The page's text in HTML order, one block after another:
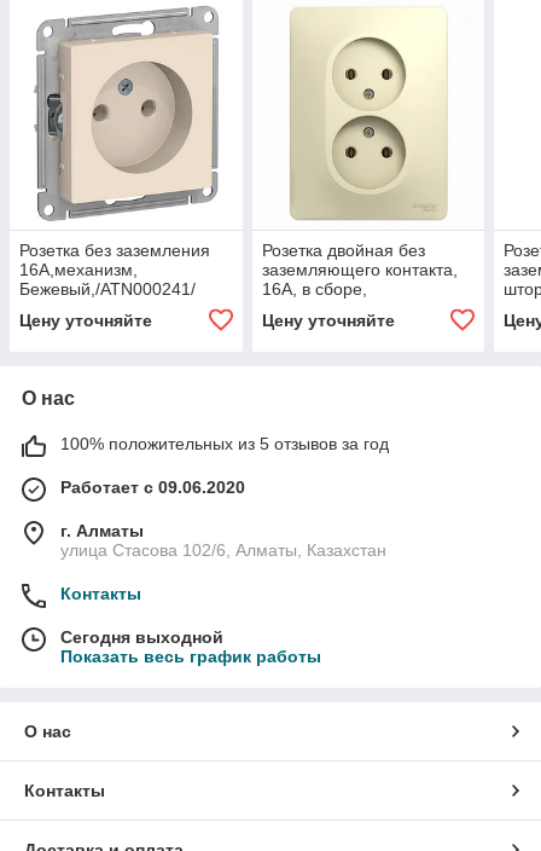
Розетка без заземления
16А,механизм,
Бежевый,/ATN000241/
Цену уточняйте
Розетка двойная без
заземляющего контакта,
16А, в сборе,
Цену уточняйте
О нас
100% положительных из 5 отзывов за год
Работает с 09.06.2020
г. Алматы
улица Стасова 102/6, Алматы, Казахстан
Контакты
Сегодня выходной
Показать весь график работы
О нас
Контакты